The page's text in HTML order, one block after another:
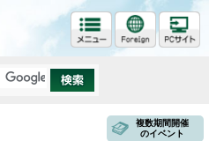
複数期間開催
のイベント